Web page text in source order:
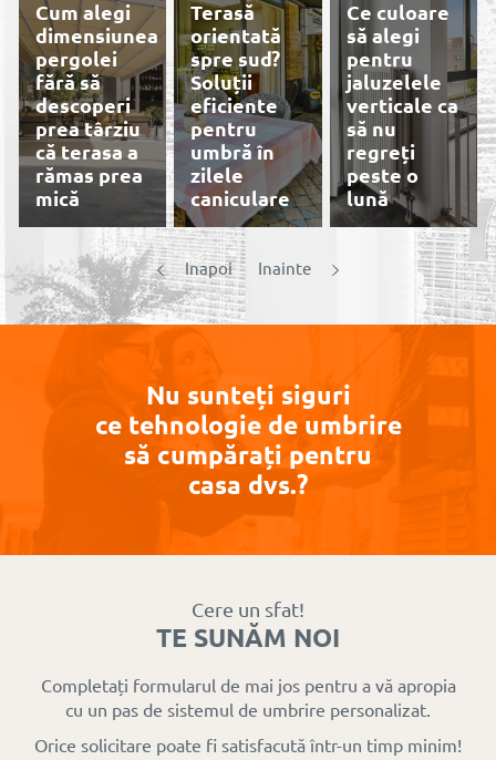
Cum alegi
dimensiunea
pergolei
fără să
descoperi
prea târziu
că terasa a
rămas prea
mică
Terasă
orientată
spre sud?
Soluții
eficiente
pentru
umbră în
zilele
caniculare
Ce culoare
să alegi
pentru
jaluzelele
verticale ca
să nu
regreți
peste o
lună
Cât de mult
exterioare
De ce roletele
zi/noapte sunt
alegerea
preferată în
moderne
reduse,
profitați
acum de
plesee
Stelar Mini
și sită
rulouri
Doar pentru
Inapoi Inainte
Nu sunteți siguri
ce tehnologie de umbrire
să cumpărați pentru
casa dvs.?
Cere un sfat!
TE SUNĂM NOI
Completați formularul de mai jos pentru a vă apropia
cu un pas de sistemul de umbrire personalizat.
Orice solicitare poate fi satisfacută într-un timp minim!